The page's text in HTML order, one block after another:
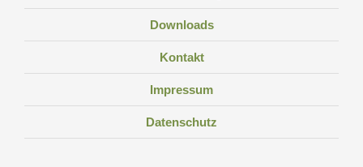
Downloads
Kontakt
Impressum
Datenschutz